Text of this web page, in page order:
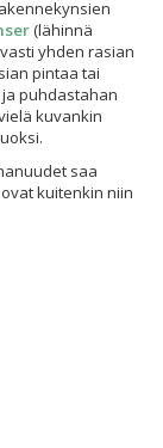
(lähinnä
yhden rasian
pintaa tai
puhdastahan
kuvankin
saa
kuitenkin niin